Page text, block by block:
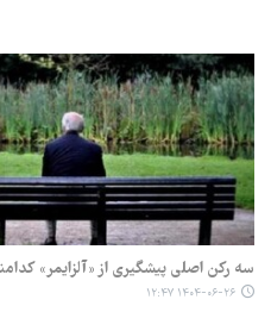
سه رکن اصلی پیشگیری از «آلزایمر»
۱۴۰۴-۰۶-۲۶ ۱۲:۴۷